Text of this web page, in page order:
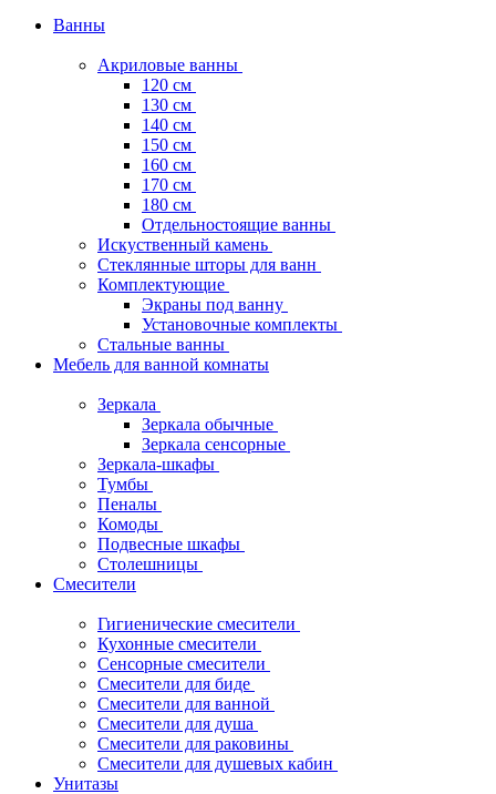
Ванны
Акриловые ванны
120 см
130 см
140 см
150 см
160 см
170 см
180 см
Отдельностоящие ванны
Искуственный камень
Стеклянные шторы для ванн
Комплектующие
Экраны под ванну
Установочные комплекты
Стальные ванны
Мебель для ванной комнаты
Зеркала
Зеркала обычные
Зеркала сенсорные
Зеркала-шкафы
Тумбы
Пеналы
Комоды
Подвесные шкафы
Столешницы
Смесители
Гигиенические смесители
Кухонные смесители
Сенсорные смесители
Смесители для биде
Смесители для ванной
Смесители для душа
Смесители для раковины
Смесители для душевых кабин
Унитазы